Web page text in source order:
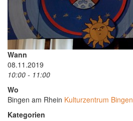
Wann
08.11.2019
10:00 - 11:00
Wo
Bingen am Rhein Kulturzentrum Bingen
Kategorien